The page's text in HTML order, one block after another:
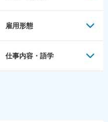
雇用形態
仕事内容・語学